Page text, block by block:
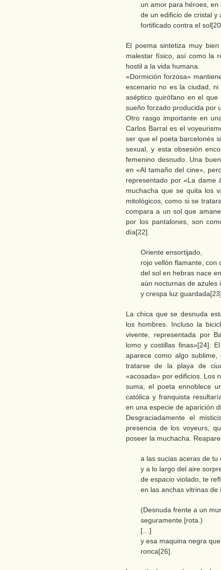
un amor para héroes, en
de un edificio de cristal y
fortificado contra el
El poema sintetiza muy
malestar físico, así como la
hostil a la vida humana.
«Dormición forzosa»
escenario no es la ciudad,
aséptico quirófano en el
sueño forzado producida por
Otro rasgo importante en
Carlos Barral es el
ser que el poeta barcelonés
sexual, y esta obsesión
femenino desnudo. Una
en «Al tamaño del cine»,
representado por «La dame
muchacha que se quita los
mitológicos, como si se
compara a un sol que
por los pantalones, son
día[22].
Oriente ensortijado,
rojo vellón flamante, con
del sol en hebras nace
aún nocturnas de azules
y crespa luz
La chica que se desnuda
los hombres. Incluso la
vivente, representada por
lomo y costillas finas»[24].
aparece como algo
tratarse de la playa de
«acosada» por edificios. Los
suma, el poeta ennoblece
católica y franquista
en una especie de aparición
Desgraciadamente el
presencia de los voyeurs,
poseer la muchacha.
a las sucias aceras de tu
y a lo largo del aire
de espacio violado, te
en las anchas vitrinas
(Desnuda frente a un
seguramente [rota.)
[…]
y esa maquina negra
ronca[26].